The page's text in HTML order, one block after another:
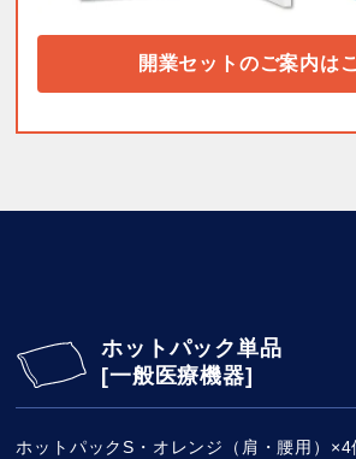
開業セットのご案内は
ホットパック単品
[一般医療機器]
ホットパックS・オレンジ（肩・腰用）×4